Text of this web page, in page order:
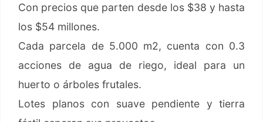
Con precios que parten desde los $38 y hasta
los $54 millones.
Cada parcela de 5.000 m2, cuenta con 0.3
acciones de agua de riego, ideal para un
huerto o árboles frutales.
Lotes planos con suave pendiente y tierra